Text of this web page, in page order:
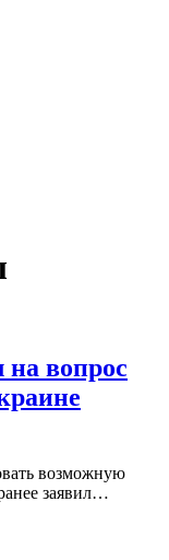
вопрос
возможную
заявил…